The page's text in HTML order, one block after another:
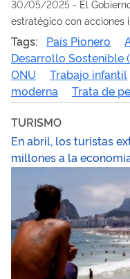
30/05/2025 - El
estratégico con acciones
alcanzar la Meta 8.7 de la
Tags: País Pionero
Desarrollo Sostenible
ONU
Trabajo infantil
moderna
Trata de
TURISMO
En abril, los turistas
millones a la